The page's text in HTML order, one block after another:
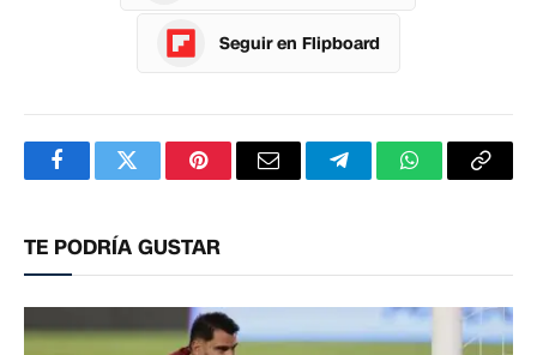
Seguir en Flipboard
FacebookTwitterPinterestCorreoTelegramWhatsApp
TE PODRÍA GUSTAR